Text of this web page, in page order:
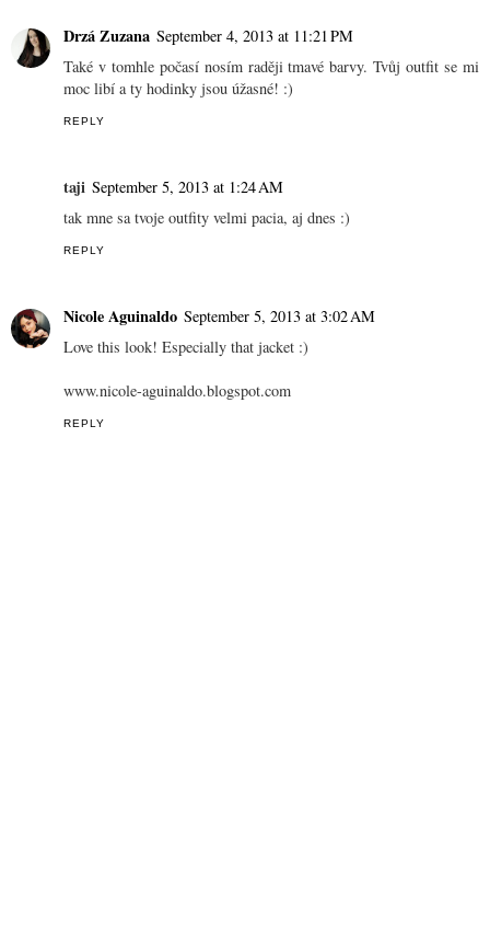
Drzá Zuzana September 4, 2013 at 11:21 PM
Také v tomhle počasí nosím raději tmavé barvy. Tvůj outfit se mi
moc libí a ty hodinky jsou úžasné! :)
REPLY
taji September 5, 2013 at 1:24 AM
tak mne sa tvoje outfity velmi pacia, aj dnes :)
REPLY
Nicole Aguinaldo September 5, 2013 at 3:02 AM
Love this look! Especially that jacket :)
www.nicole-aguinaldo.blogspot.com
REPLY